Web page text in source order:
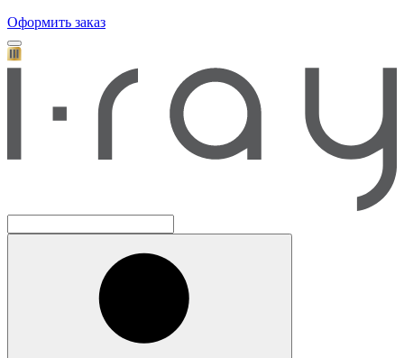
Оформить заказ